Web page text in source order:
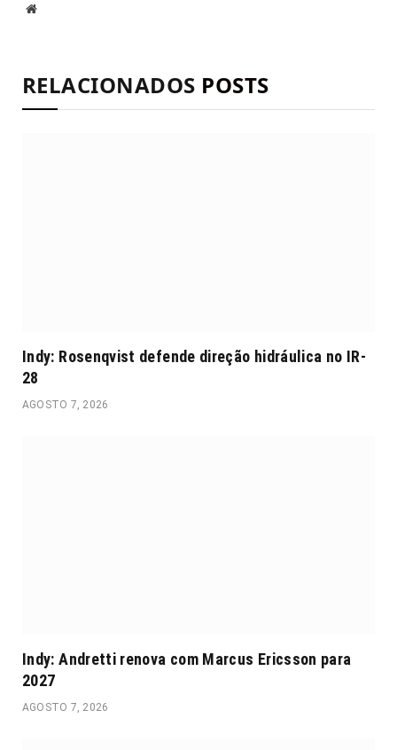
Site
RELACIONADOS POSTS
Indy: Rosenqvist defende direção hidráulica no IR-
28
AGOSTO 7, 2026
Indy: Andretti renova com Marcus Ericsson para
2027
AGOSTO 7, 2026